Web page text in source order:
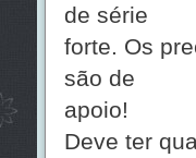
de série
forte. Os
são de
apoio!
Deve ter